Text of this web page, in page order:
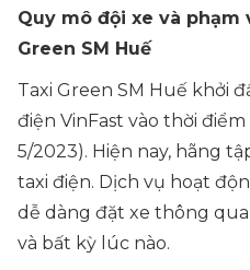
Quy mô đội xe và
Green SM Huế
Taxi Green SM Huế khởi
điện VinFast vào thời
5/2023). Hiện nay, hãng
taxi điện. Dịch vụ hoạt
dễ dàng đặt xe thông
và bất kỳ lúc nào.